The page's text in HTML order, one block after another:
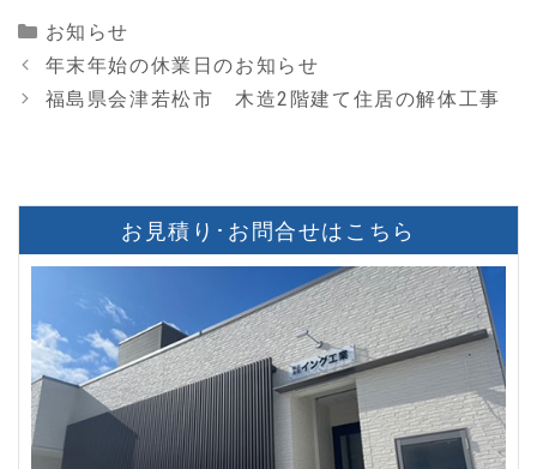
Categories
お知らせ
年末年始の休業日のお知らせ
福島県会津若松市 木造2階建て住居の解体工事
お見積り･お問合せはこちら